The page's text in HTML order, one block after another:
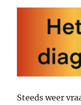
Steeds weer